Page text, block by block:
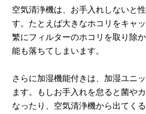
空気清浄機は、お手入れしないと
す。たとえば大きなホコリをキャ
繁にフィルターのホコリを取り除
能も落ちてしまいます。
さらに加湿機能付きは、加湿ユニ
ます。もしお手入れを怠ると菌や
なったり、空気清浄機から出てく